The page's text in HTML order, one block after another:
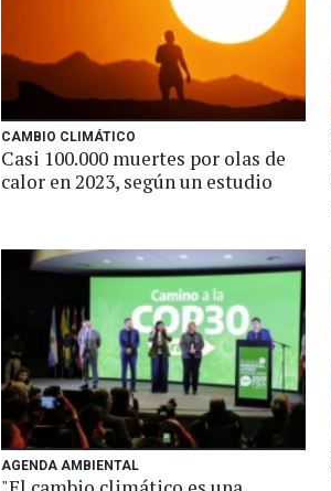
CAMBIO CLIMÁTICO
Casi 100.000 muertes por olas de
calor en 2023, según un estudio
AGENDA AMBIENTAL